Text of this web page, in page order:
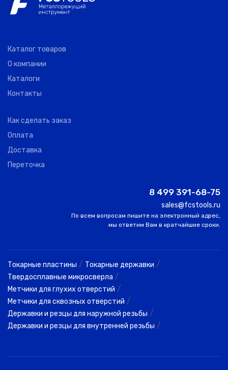
Каталог товаров
О компании
Каталоги
Контакты
Как сделать заказ
Оплата
Доставка
Переточка
8 499 391-68-75
sales@fcstools.ru
По всем вопросам пишите на электронный адрес,
мы ответим Вам в кратчайшие сроки.
Токарные пластины / Токарные державки /
Твердосплавные микросверла /
Метчики для глухих отверстий /
Метчики для сквозных отверстий /
Державки и резцы для наружной резьбы /
Державки и резцы для внутренней резьбы /